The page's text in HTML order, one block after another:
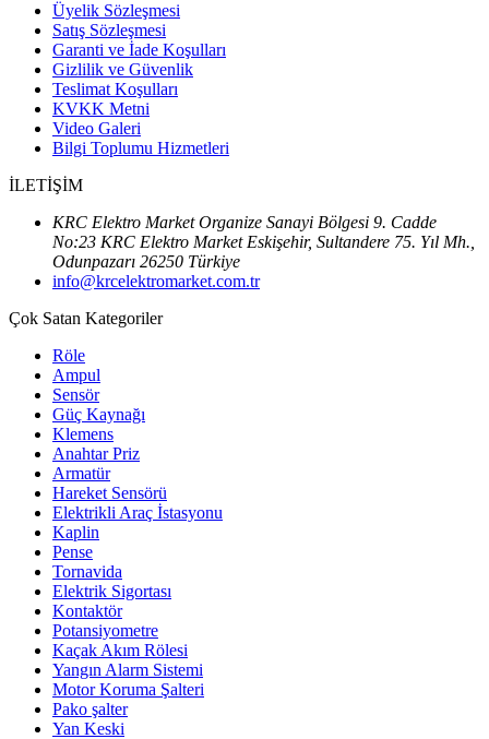
Üyelik Sözleşmesi
Satış Sözleşmesi
Garanti ve İade Koşulları
Gizlilik ve Güvenlik
Teslimat Koşulları
KVKK Metni
Video Galeri
Bilgi Toplumu Hizmetleri
İLETİŞİM
KRC Elektro Market Organize Sanayi Bölgesi 9. Cadde
No:23 KRC Elektro Market Eskişehir, Sultandere 75. Yıl Mh.,
Odunpazarı 26250 Türkiye
info@krcelektromarket.com.tr
Çok Satan Kategoriler
Röle
Ampul
Sensör
Güç Kaynağı
Klemens
Anahtar Priz
Armatür
Hareket Sensörü
Elektrikli Araç İstasyonu
Kaplin
Pense
Tornavida
Elektrik Sigortası
Kontaktör
Potansiyometre
Kaçak Akım Rölesi
Yangın Alarm Sistemi
Motor Koruma Şalteri
Pako şalter
Yan Keski